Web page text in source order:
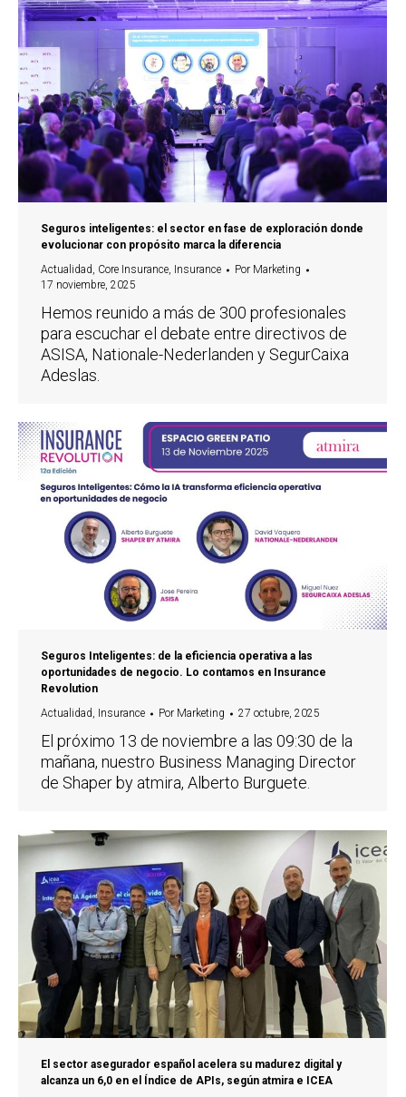
Seguros inteligentes: el sector en fase de exploración donde
evolucionar con propósito marca la diferencia
Actualidad, Core Insurance, Insurance Por Marketing
17 noviembre, 2025
Hemos reunido a más de 300 profesionales
para escuchar el debate entre directivos de
ASISA, Nationale-Nederlanden y SegurCaixa
Adeslas.
Seguros Inteligentes: de la eficiencia operativa a las
oportunidades de negocio. Lo contamos en Insurance
Revolution
Actualidad, Insurance Por Marketing 27 octubre, 2025
El próximo 13 de noviembre a las 09:30 de la
mañana, nuestro Business Managing Director
de Shaper by atmira, Alberto Burguete.
El sector asegurador español acelera su madurez digital y
alcanza un 6,0 en el Índice de APIs, según atmira e ICEA